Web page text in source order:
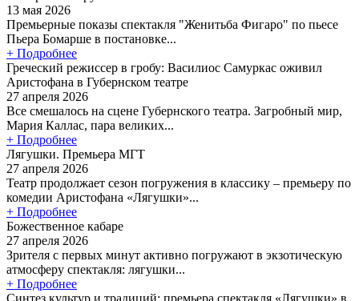
13 мая 2026
Премьерные показы спектакля "Женитьба Фигаро" по пьесе
Пьера Бомарше в постановке...
+ Подробнее
Греческий режиссер в гробу: Василиос Самуркас оживил
Аристофана в Губернском театре
27 апреля 2026
Все смешалось на сцене Губернского театра. Загробный мир,
Мария Каллас, пара великих...
+ Подробнее
Лягушки. Премьера МГТ
27 апреля 2026
Театр продолжает сезон погружения в классику – премьеру по
комедии Аристофана «Лягушки»...
+ Подробнее
Божественное кабаре
27 апреля 2026
Зрителя с первых минут активно погружают в экзотическую
атмосферу спектакля: лягушки...
+ Подробнее
Синтез культур и традиций: премьера спектакля «Лягушки» в